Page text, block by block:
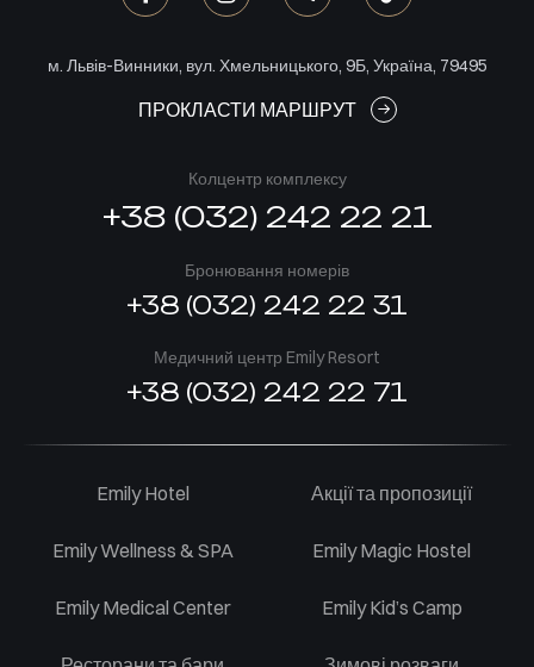
м. Львів-Винники, вул. Хмельницького, 9Б, Україна, 79495
ПРОКЛАСТИ МАРШРУТ
Колцентр комплексу
+38 (032) 242 22 21
Бронювання номерів
+38 (032) 242 22 31
Медичний центр Emily Resort
+38 (032) 242 22 71
Emily Hotel
Emily Wellness & SPA
Emily Medical Center
Акції та пропозиції
Emily Magic Hostel
Emily Kid’s Camp